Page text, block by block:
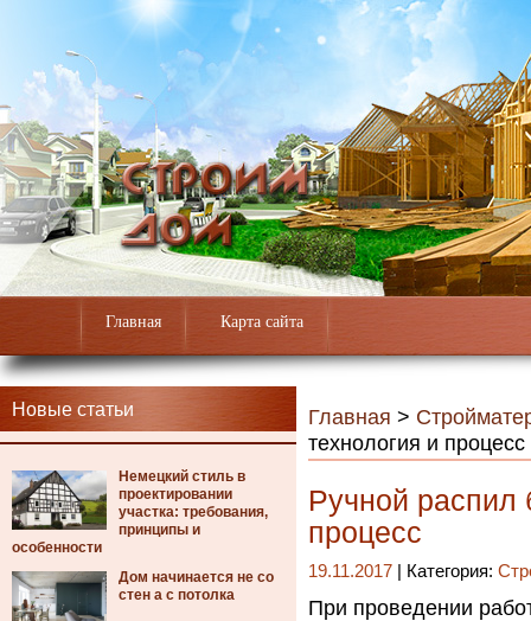
Главная Карта сайта
Новые статьи
Немецкий стиль в
проектировании
участка: требования,
принципы и
особенности
Дом начинается не со
стен а с потолка
Главная >
технология и процесс
Ручной распил
процесс
19.11.2017 | Категория:
При проведении